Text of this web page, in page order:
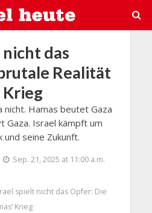
das
Realität
Krieg
nicht. Hamas beutet Gaza
Gaza. Israel kämpft um
und seine Zukunft.
Sep. 21, 2025 at 11:00 a.m.
spielt nicht das Opfer: Die
Krieg